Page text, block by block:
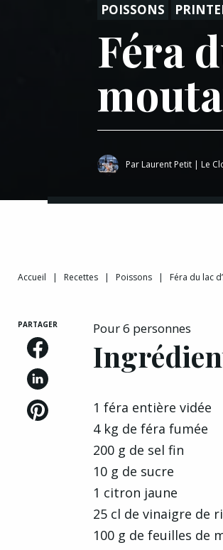
POISSONS
Féra
Par Laurent Petit | Le
Accueil | Recettes | Poissons | Féra du lac
PARTAGER Pour 6 personnes
1 féra entière vidée
4 kg de féra fumée
200 g de sel fin
10 g de sucre
1 citron jaune
25 cl de vinaigre de
100 g de feuilles de